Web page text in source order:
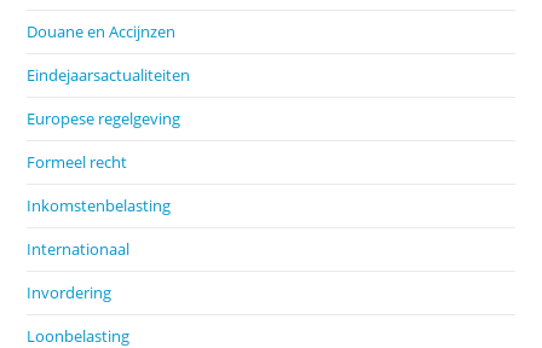
Douane en Accijnzen
Eindejaarsactualiteiten
Europese regelgeving
Formeel recht
Inkomstenbelasting
Internationaal
Invordering
Loonbelasting